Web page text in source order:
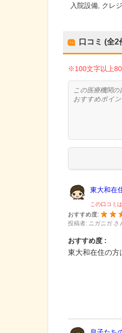
入院設備 クレ
口コミ (全2
※100文字以上
東大和在
この口コミ
おすすめ度:
投稿者: ニガニガ さ
おすすめ度 :
東大和在住の方